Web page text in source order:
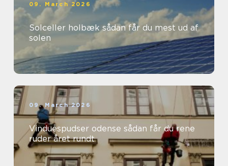
09. March 2026
Solceller holbæk sådan får du mest ud af
solen
09. March 2026
Vinduespudser odense sådan får du rene
ruder året rundt